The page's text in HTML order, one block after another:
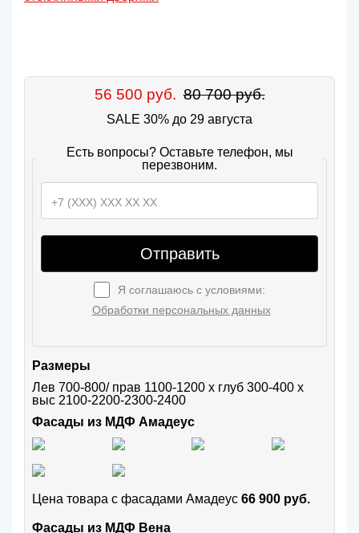
56 500 руб. 80 700 руб.
SALE 30% до 29 августа
Есть вопросы? Оставьте телефон, мы
перезвоним.
Отправить
Я соглашаюсь с условиями:
Обработки персональных данных
Размеры
Лев 700-800/ прав 1100-1200 х глуб 300-400 х
выс 2100-2200-2300-2400
Фасады из МДФ Амадеус
Цена товара с фасадами Амадеус 66 900 руб.
Фасады из МДФ Вена